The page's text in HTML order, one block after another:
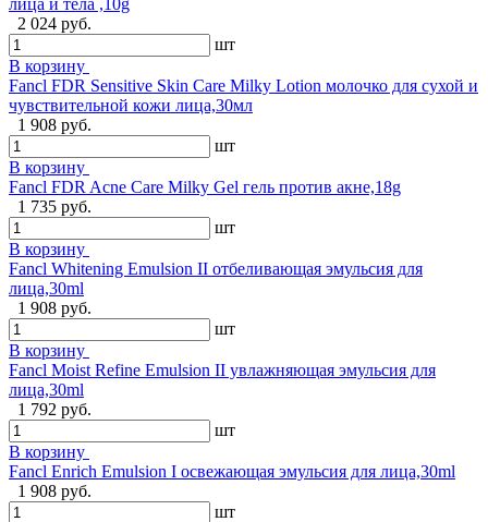
2 024 руб.
шт
В корзину
Fancl FDR Sensitive Skin Care Milky Lotion молочко для сухой и
чувствительной кожи лица,30мл
1 908 руб.
шт
В корзину
Fancl FDR Acne Care Milky Gel гель против акне,18g
1 735 руб.
шт
В корзину
Fancl Whitening Emulsion II отбеливающая эмульсия для
лица,30ml
1 908 руб.
шт
В корзину
Fancl Moist Refine Emulsion II увлажняющая эмульсия для
лица,30ml
1 792 руб.
шт
В корзину
Fancl Enrich Emulsion I освежающая эмульсия для лица,30ml
1 908 руб.
шт